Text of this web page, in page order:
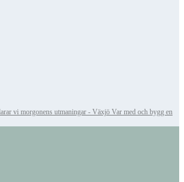
vi morgonens utmaningar - Växjö Var med och bygg en